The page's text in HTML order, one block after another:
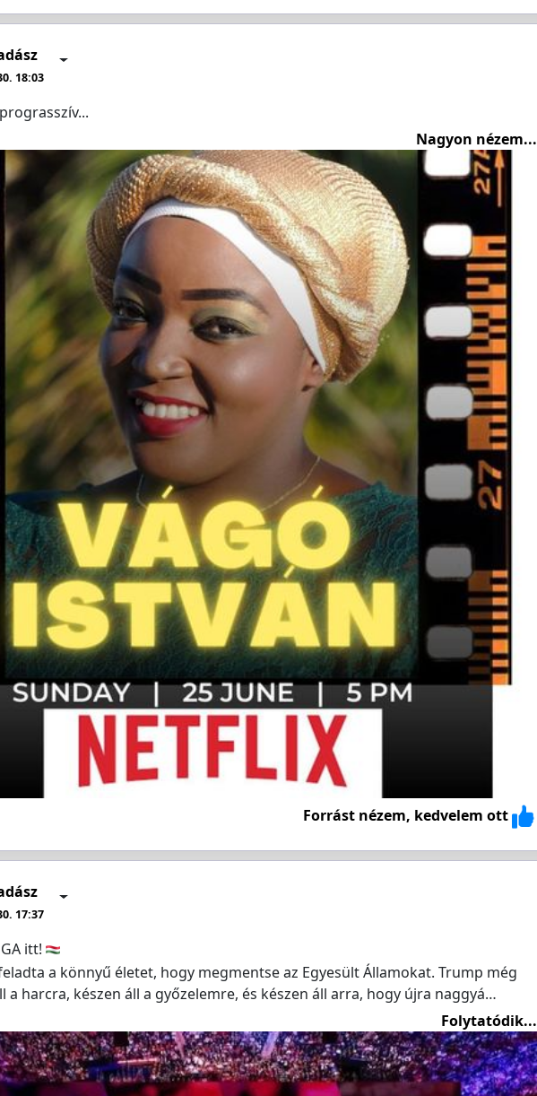
18:03
Nagyon nézem...
Forrást nézem, kedvelem ott
17:37
itt!
a könnyű életet, hogy megmentse az Egyesült Államokat. Trump még
a harcra, készen áll a győzelemre, és készen áll arra, hogy újra naggyá…
Folytatódik...